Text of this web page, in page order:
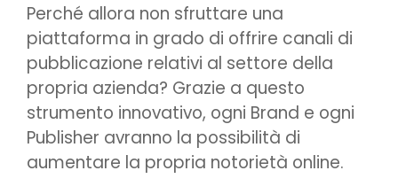
Perché allora non sfruttare una
piattaforma in grado di offrire canali di
pubblicazione relativi al settore della
propria azienda? Grazie a questo
strumento innovativo, ogni Brand e ogni
Publisher avranno la possibilità di
aumentare la propria notorietà online.